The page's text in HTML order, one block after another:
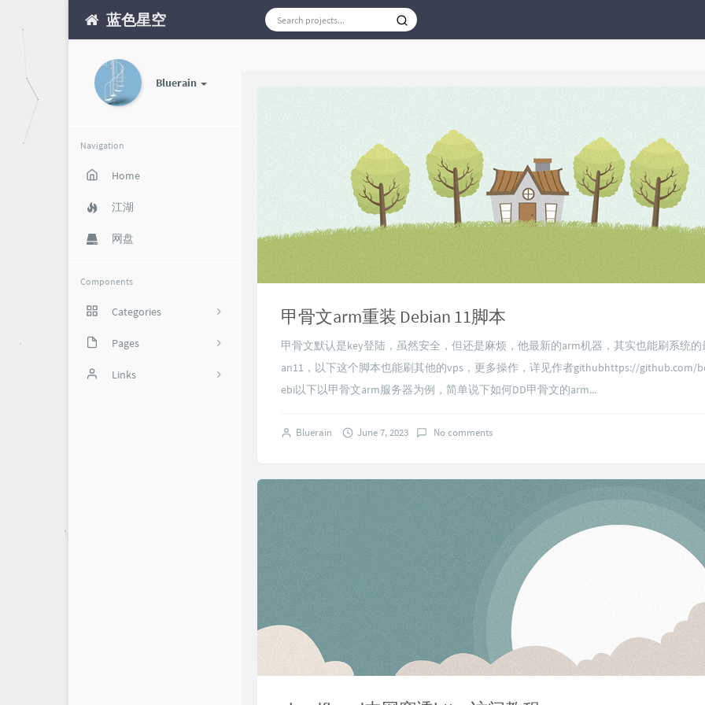
蓝色星空
Bluerain
Navigation
Home
江湖
网盘
Components
Categories
85
攻略福利
12
斐讯N1
Pages
积分商城
Links
甲骨文arm重装 Debian 11脚本
甲骨文默认是key登陆，虽然安全，但还是麻烦，他最新的arm机器，其实也能刷系统的
an11，以下这个脚本也能刷其他的vps，更多操作，详见作者githubhttps://github.com/
ebi以下以甲骨文arm服务器为例，简单说下如何DD甲骨文的arm...
Bluerain June 7, 2023 No comments